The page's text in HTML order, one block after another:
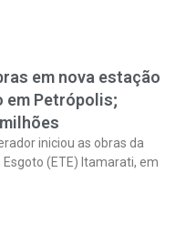
em nova estação
em Petrópolis;
iniciou as obras da
(ETE) Itamarati, em